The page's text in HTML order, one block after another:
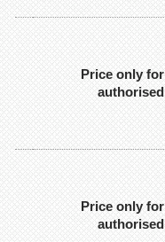
Price only for
authorised
Price only for
authorised